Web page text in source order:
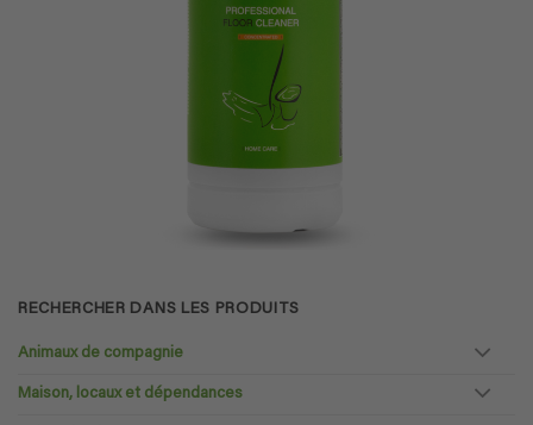
RECHERCHER DANS LES PRODUITS
Animaux de compagnie
Maison, locaux et dépendances